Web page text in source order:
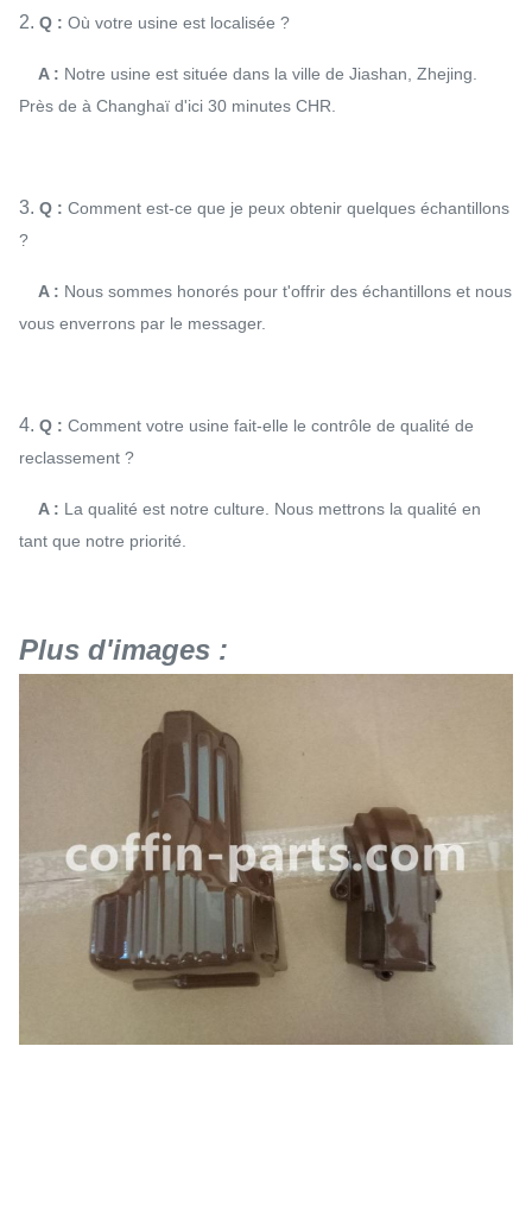
2. Q : Où votre usine est localisée ?
A : Notre usine est située dans la ville de Jiashan, Zhejing.
Près de à Changhaï d'ici 30 minutes CHR.
3. Q : Comment est-ce que je peux obtenir quelques échantillons
?
A : Nous sommes honorés pour t'offrir des échantillons et nous
vous enverrons par le messager.
4. Q : Comment votre usine fait-elle le contrôle de qualité de
reclassement ?
A : La qualité est notre culture. Nous mettrons la qualité en
tant que notre priorité.
Plus d'images :